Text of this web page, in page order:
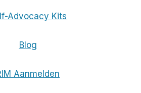
Advocacy Kits
Blog
Aanmelden